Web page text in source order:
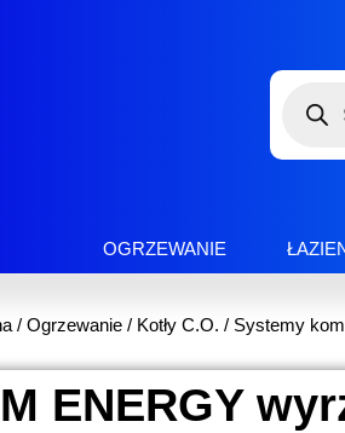
OGRZEWANIE
/ Ogrzewanie / Kotły C.O. / Systemy
ENERGY